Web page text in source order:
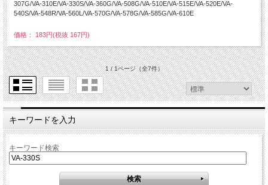
307G/VA-310E/VA-330S/VA-360G/VA-508G/VA-510E/VA-515E/VA-520E/VA-
540S/VA-548R/VA-560L/VA-570G/VA-578G/VA-585G/VA-610E
価格： 183円(税抜 167円)
1 / 1ページ（全7件）
キーワードを入力
キーワード検索